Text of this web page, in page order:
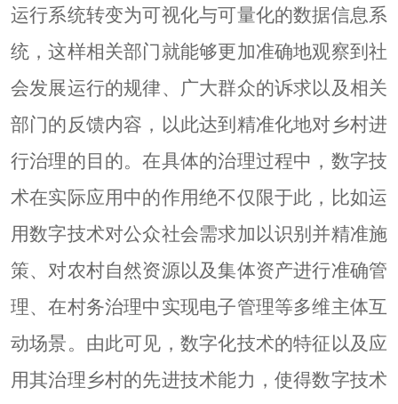
运行系统转变为可视化与可量化的数据信息系
统，这样相关部门就能够更加准确地观察到社
会发展运行的规律、广大群众的诉求以及相关
部门的反馈内容，以此达到精准化地对乡村进
行治理的目的。在具体的治理过程中，数字技
术在实际应用中的作用绝不仅限于此，比如运
用数字技术对公众社会需求加以识别并精准施
策、对农村自然资源以及集体资产进行准确管
理、在村务治理中实现电子管理等多维主体互
动场景。由此可见，数字化技术的特征以及应
用其治理乡村的先进技术能力，使得数字技术